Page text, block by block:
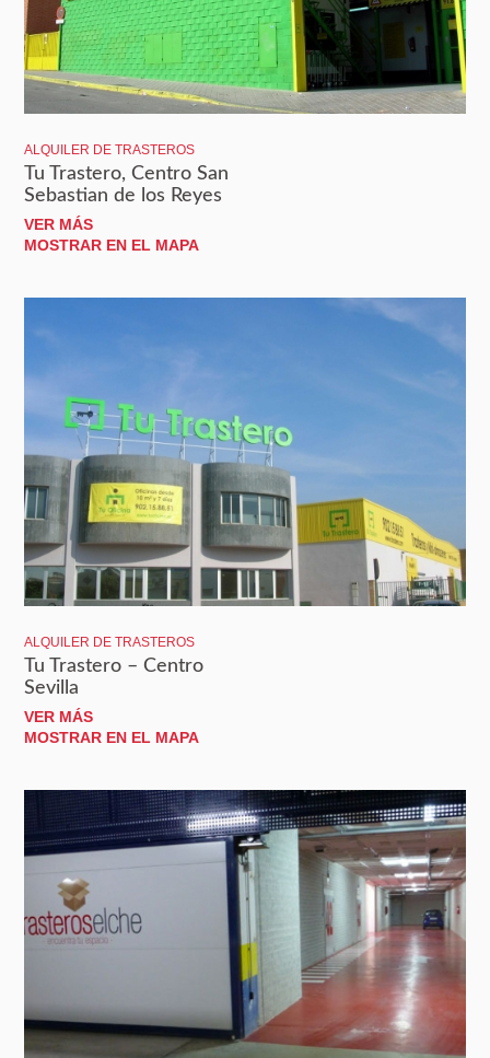
ALQUILER DE TRASTEROS
Tu Trastero, Centro San
Sebastian de los Reyes
VER MÁS
MOSTRAR EN EL MAPA
ALQUILER DE TRASTEROS
Tu Trastero – Centro
Sevilla
VER MÁS
MOSTRAR EN EL MAPA